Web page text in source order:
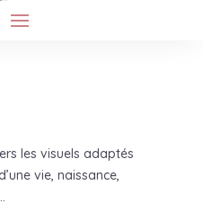
les visuels adaptés
vie, naissance,